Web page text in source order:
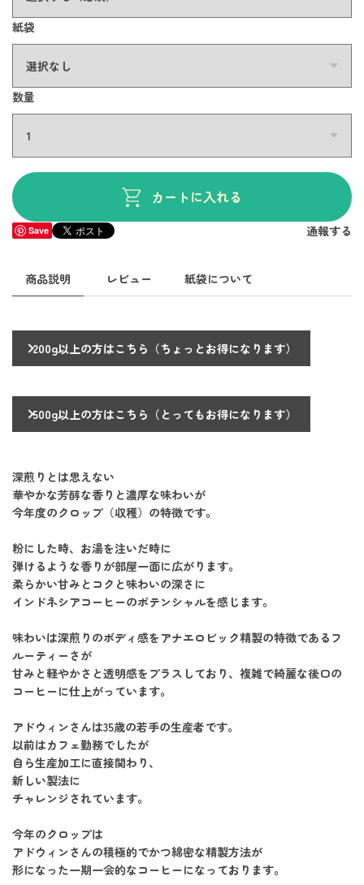
商品説明 レビュー 紙袋について
200g以上の方はこちら（ちょっとお得になります）
500g以上の方はこちら（とってもお得になります）
深煎りとは思えない
華やかな芳醇な香りと濃厚な味わいが
今年度のクロップ（収穫）の特徴です。
粉にした時、お湯を注いだ時に
弾けるような香りが部屋一面に広がります。
柔らかい甘みとコクと味わいの深さに
インドネシアコーヒーのポテンシャルを感じます。
味わいは深煎りのボディ感をアナエロビック精製の特徴であるフ
ルーティーさが
甘みと軽やかさと透明感をプラスしており、複雑で綺麗な後口の
コーヒーに仕上がっています。
アドウィンさんは35歳の若手の生産者です。
以前はカフェ勤務でしたが
自ら生産加工に直接関わり、
新しい製法に
チャレンジされています。
今年のクロップは
アドウィンさんの積極的でかつ綿密な精製方法が
形になった一期一会的なコーヒーになっております。
紙袋
数量
カートに入れる
Save 通報する